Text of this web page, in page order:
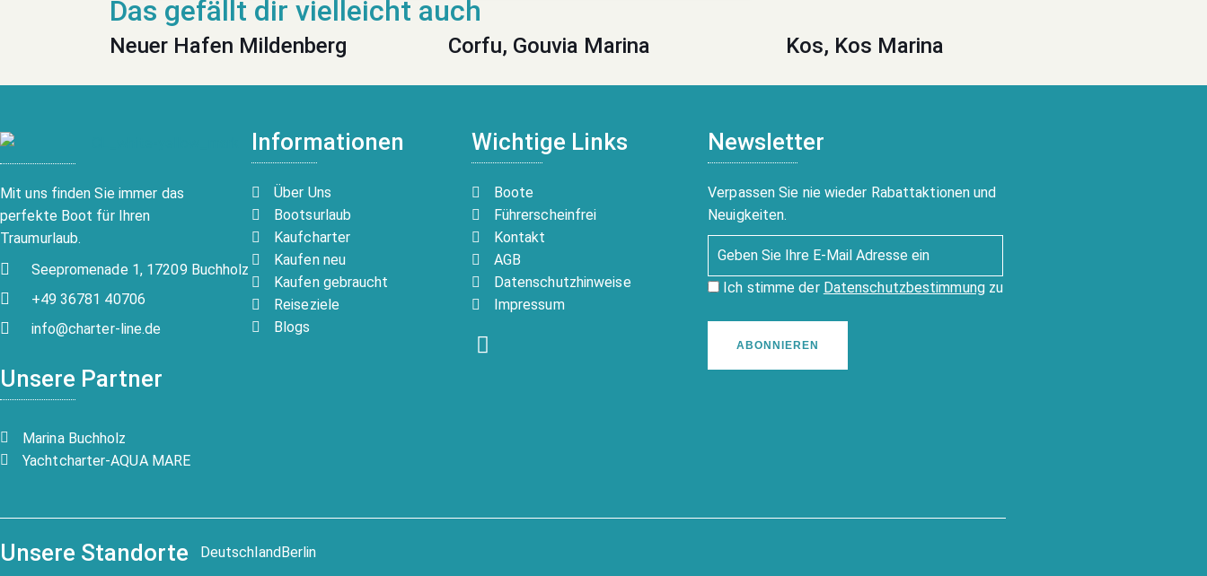
Neuer Hafen Mildenberg Corfu, Gouvia Marina Kos, Kos Marina
Mit uns finden Sie immer das
perfekte Boot für Ihren
Traumurlaub.
Seepromenade 1, 17209 Buchholz
+49 36781 40706
info@charter-line.de
Unsere Partner
Marina Buchholz
Yachtcharter-AQUA MARE
Informationen
Über Uns
Bootsurlaub
Kaufcharter
Kaufen neu
Kaufen gebraucht
Reiseziele
Blogs
Wichtige Links
Boote
Führerscheinfrei
Kontakt
AGB
Datenschutzhinweise
Impressum
Newsletter
Verpassen Sie nie wieder Rabattaktionen und
Neuigkeiten.
Ich stimme der Datenschutzbestimmungzu
ABONNIEREN
Unsere Standorte DeutschlandBerlin